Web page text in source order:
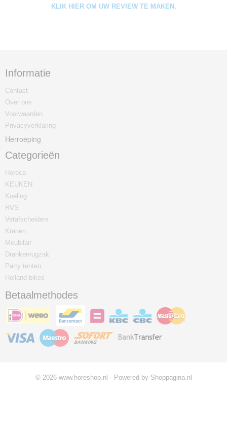
KLIK HIER OM UW REVIEW TE MAKEN.
Informatie
Contact
Over ons
Voorwaarden
Privacyverklaring
Herroeping
Categorieën
Horeca
KEUKEN
Koeling
RVS
Vetafscheiders
Kranen
Meubilair
Drankenrugzak
Party tenten
Holland-bikes
Betaalmethodes
© 2026 www.horeshop.nl - Powered by Shoppagina.nl